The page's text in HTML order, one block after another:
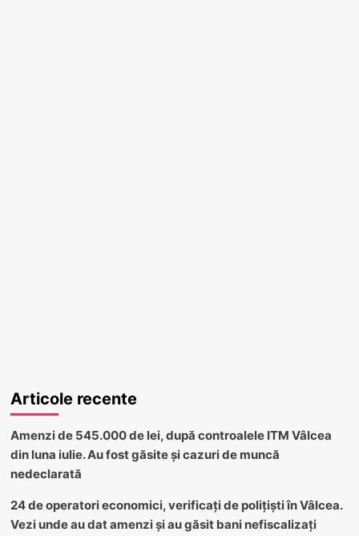
Articole recente
Amenzi de 545.000 de lei, după controalele ITM Vâlcea
din luna iulie. Au fost găsite și cazuri de muncă
nedeclarată
24 de operatori economici, verificați de polițiști în Vâlcea.
Vezi unde au dat amenzi și au găsit bani nefiscalizați